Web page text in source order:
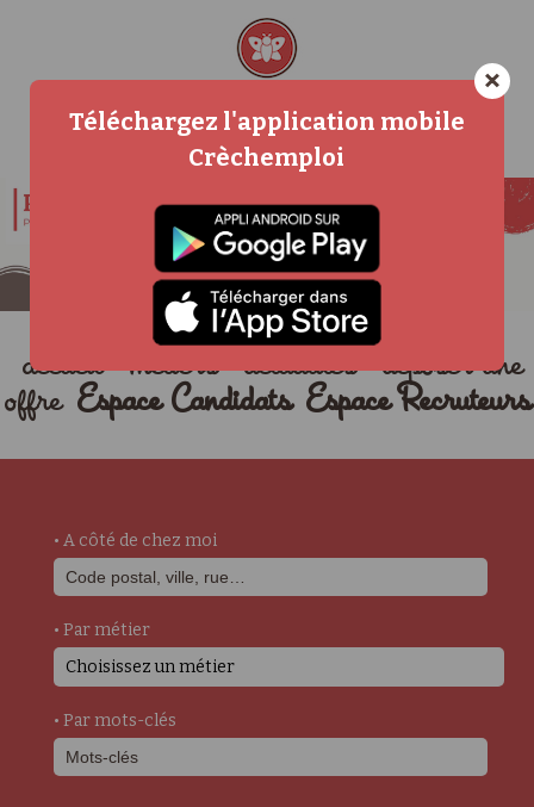
accueil métiers actualités
déposer une
offre Espace Candidats Espace Recruteurs
• A côté de chez moi
• Par métier
Choisissez un métier
• Par mots-clés
×
Téléchargez l'application mobile
Crèchemploi